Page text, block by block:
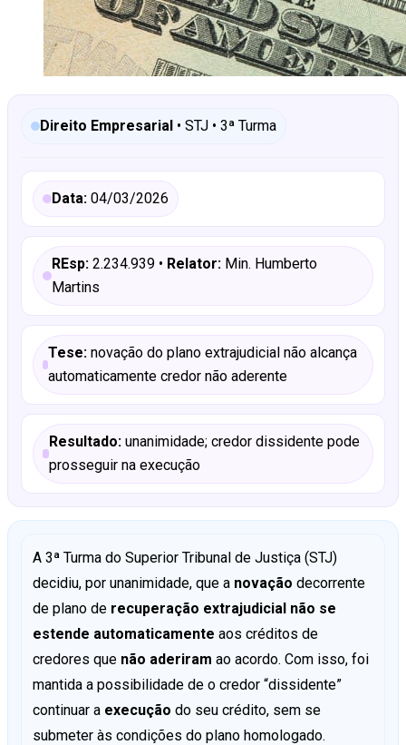
Direito Empresarial • STJ • 3ª Turma
Data: 04/03/2026
REsp:2.234.939 • Relator:Min. Humberto
Martins
Tese:novação do plano extrajudicial não alcança
automaticamente credor não aderente
Resultado:unanimidade; credor dissidente pode
prosseguir na execução
A 3ª Turma do Superior Tribunal de Justiça (STJ)
decidiu, por unanimidade, que a novação decorrente
de plano de recuperação extrajudicial não se
estende automaticamente aos créditos de
credores que não aderiram ao acordo. Com isso, foi
mantida a possibilidade de o credor “dissidente”
continuar a execução do seu crédito, sem se
submeter às condições do plano homologado.